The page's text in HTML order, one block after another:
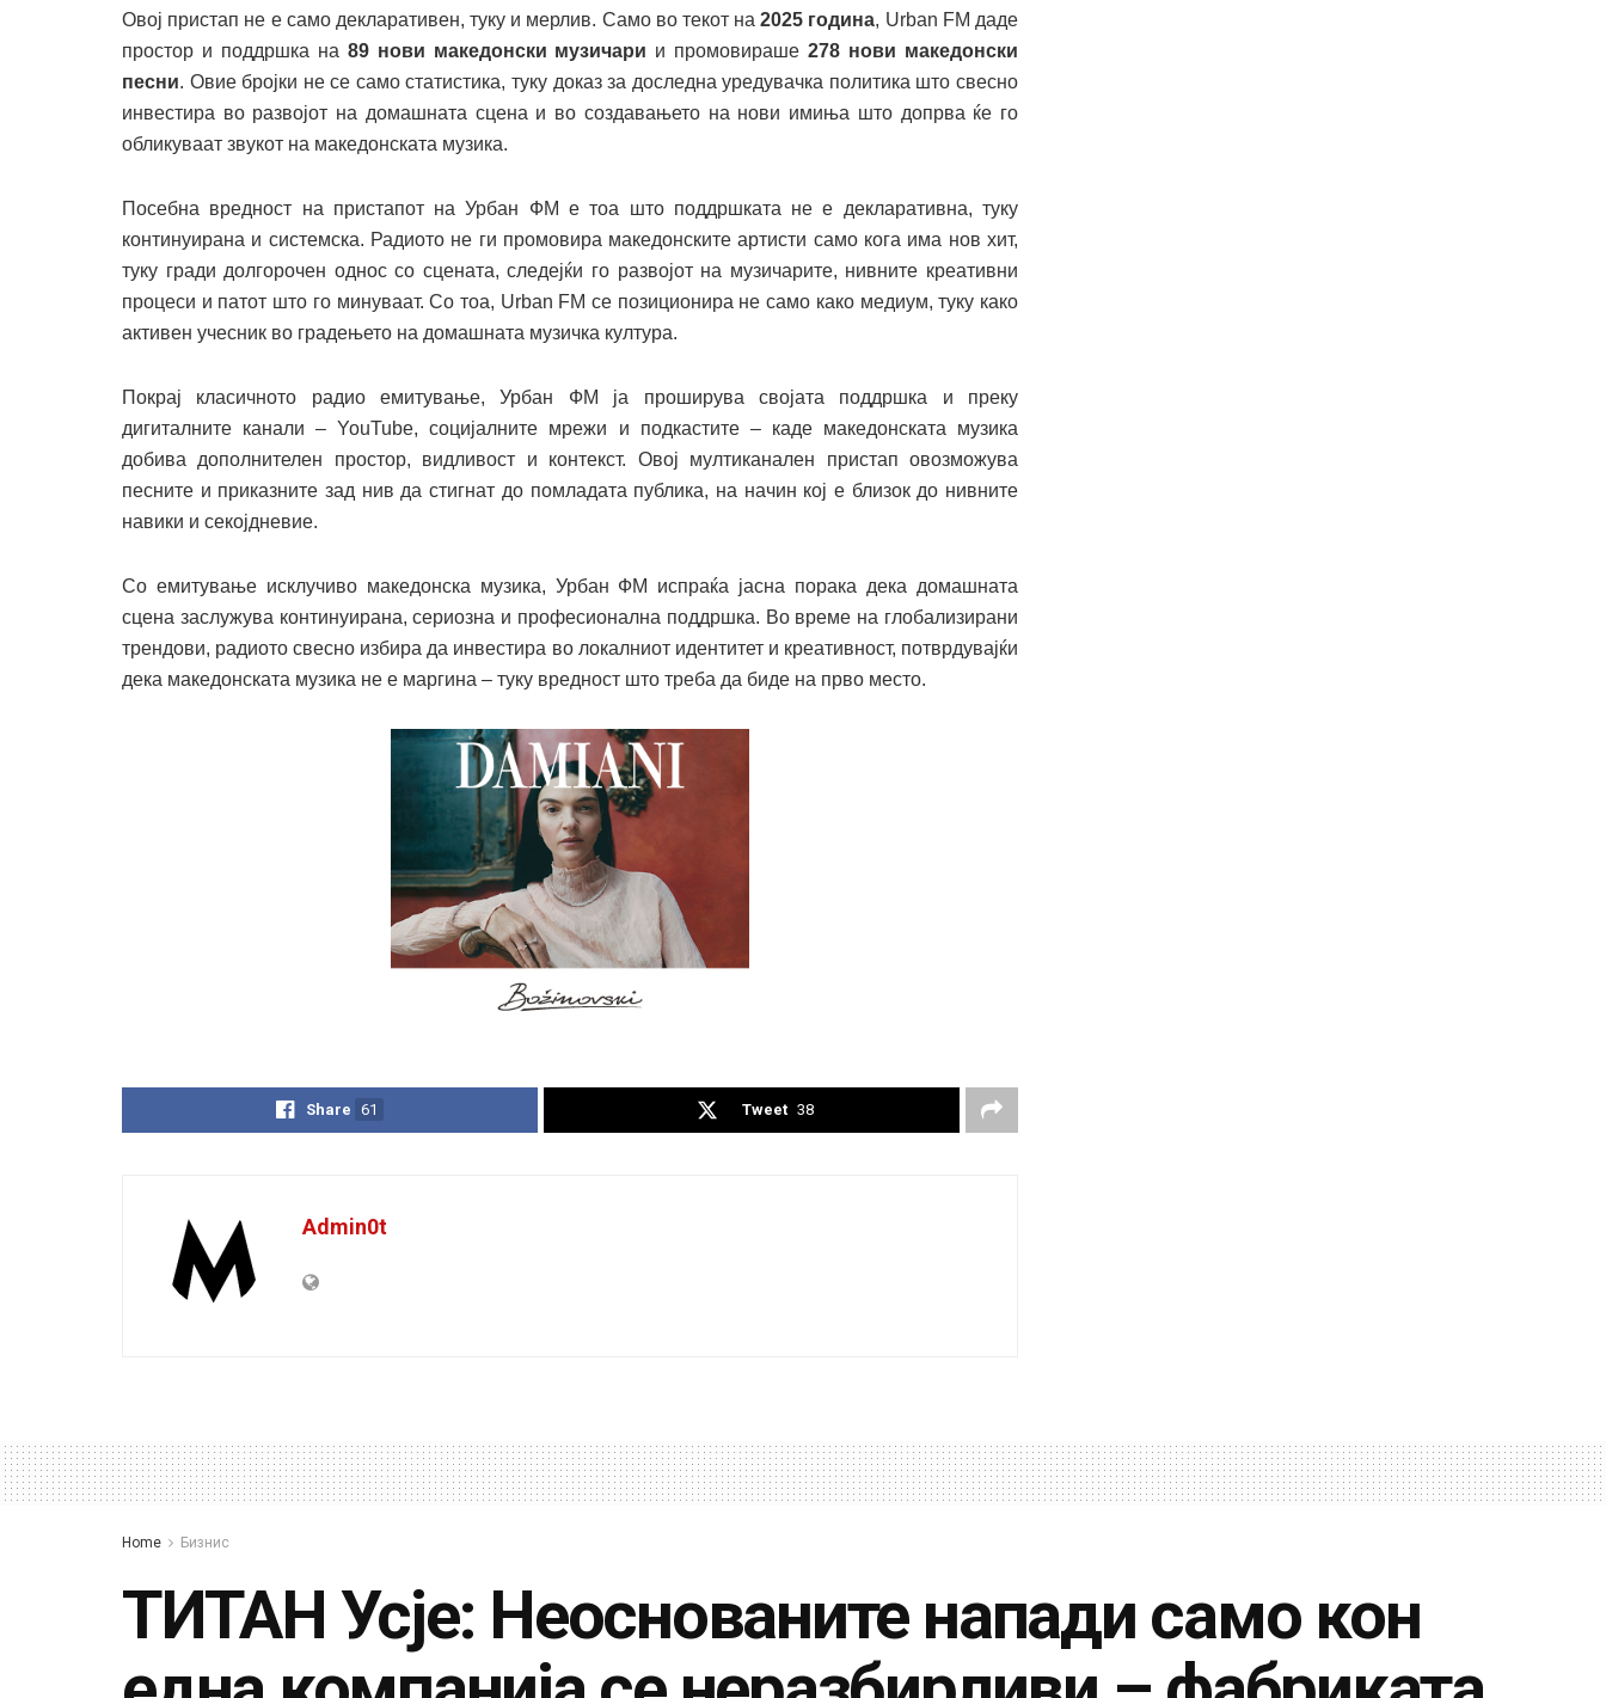
Овој пристап не е само декларативен, туку и мерлив. Само во текот на2025 година, Urban FM даде
простор и поддршка на 89 нови македонски музичари и промовираше278 нови македонски
песни. Овие бројки не се само статистика, туку доказ за доследна уредувачка политика што свесно
инвестира во развојот на домашната сцена и во создавањето на нови имиња што допрва ќе го
обликуваат звукот на македонската музика.
Посебна вредност на пристапот на Урбан ФМ е тоа што поддршката не е декларативна, туку
континуирана и системска. Радиото не ги промовира македонските артисти само кога има нов хит,
туку гради долгорочен однос со сцената, следејќи го развојот на музичарите, нивните креативни
процеси и патот што го минуваат. Со тоа, Urban FM се позиционира не само како медиум, туку како
активен учесник во градењето на домашната музичка култура.
Покрај класичното радио емитување, Урбан ФМ ја проширува својата поддршка и преку
дигиталните канали – YouTube, социјалните мрежи и подкастите – каде македонската музика
добива дополнителен простор, видливост и контекст. Овој мултиканален пристап овозможува
песните и приказните зад нив да стигнат до помладата публика, на начин кој е близок до нивните
навики и секојдневие.
Со емитување исклучиво македонска музика, Урбан ФМ испраќа јасна порака дека домашната
сцена заслужува континуирана, сериозна и професионална поддршка. Во време на глобализирани
трендови, радиото свесно избира да инвестира во локалниот идентитет и креативност, потврдувајќи
дека македонската музика не е маргина – туку вредност што треба да биде на прво место.
Share 61 Tweet 38
Admin0t
Home Бизнис
ТИТАН Усје: Неоснованите напади само кон